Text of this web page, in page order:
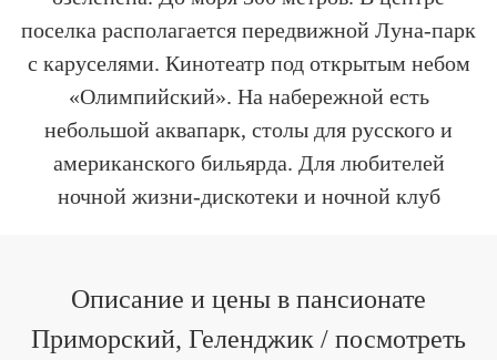
поселка располагается передвижной Луна-парк
с каруселями. Кинотеатр под открытым небом
«Олимпийский». На набережной есть
небольшой аквапарк, столы для русского и
американского бильярда. Для любителей
ночной жизни-дискотеки и ночной клуб
Описание и цены в пансионате
Приморский, Геленджик / посмотреть